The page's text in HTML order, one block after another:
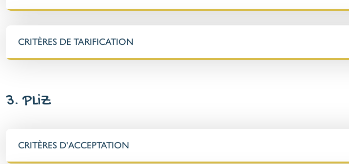
CRITÈRES DE TARIFICATION
3. PLiZ
CRITÈRES D'ACCEPTATION